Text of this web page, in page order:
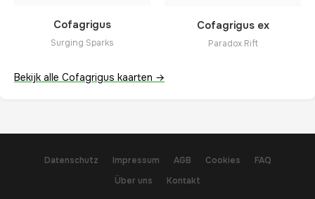
Cofagrigus
Surging Sparks
Cofagrigus ex
Paradox Rift
Bekijk alle Cofagrigus kaarten →
Datenschutz Impressum AGB Cookies
FAQ
Über uns
Kontakt